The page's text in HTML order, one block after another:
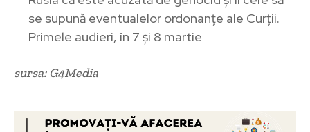
se supună eventualelor ordonanțe ale Curții.
Primele audieri, în 7 și 8 martie
sursa: G4Media